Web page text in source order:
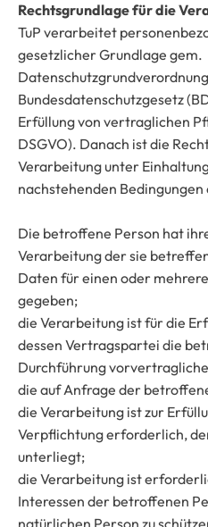
Rechtsgrundlage für die
TuP verarbeitet
gesetzlicher Grundlage gem.
Bundesdatenschutzgesetz
Erfüllung von vertraglichen
DSGVO). Danach ist die
Verarbeitung unter
nachstehenden
Die betroffene Person hat
Verarbeitung der sie
Daten für einen oder
gegeben;
die Verarbeitung ist für die
dessen Vertragspartei die
Durchführung
die auf Anfrage der
die Verarbeitung ist zur
Verpflichtung erforderlich,
unterliegt;
die Verarbeitung ist
Interessen der betroffenen
natürlichen Person zu